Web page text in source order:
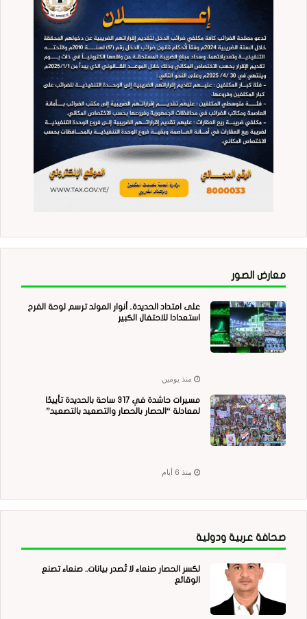
معارض الصور
على امتداد الحديدة.. أنوار المولد ترسم لوحة الفرح
استعدادا للاحتفال الكبير
منذ يومين
مسيرات حاشدة في 317 ساحة بالحديدة تأييدًا
لمعادلة “الحصار بالحصار والتصعيد بالتصعيد”
منذ 6 أيام
صحافة عربية ودولية
لكسر الحصار صنعاء لا تُصدر بيانات.. صنعاء تصنع
الوقائع